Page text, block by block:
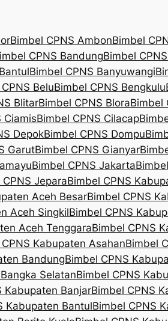
Bimbel CPNS AmbonBimbel
CPNS BandungBimbel
Bimbel CPNS Banyuwangi
BeluBimbel CPNS Bengkulu
BlitarBimbel CPNS BloraBimbel
CiamisBimbel CPNS Cilacap
DepokBimbel CPNS Dompu
GarutBimbel CPNS Gianyar
Bimbel CPNS Jakarta
JeparaBimbel CPNS
Aceh BesarBimbel CPNS
Aceh SingkilBimbel CPNS
Aceh TenggaraBimbel CPNS
Kabupaten AsahanBimbel
BandungBimbel CPNS
SelatanBimbel CPNS
Kabupaten BanjarBimbel CPNS
Kabupaten BantulBimbel CPNS